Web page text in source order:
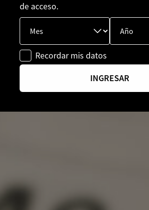
de acceso.
Recordar mis datos
INGRESAR